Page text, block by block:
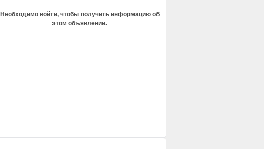
Необходимо войти, чтобы получить информацию об
этом объявлении.